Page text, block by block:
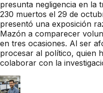
presunta negligencia en la
230 muertos el 29 de
presentó una exposición
Mazón a comparecer
en tres ocasiones. Al ser
procesar al político, quien
colaborar con la